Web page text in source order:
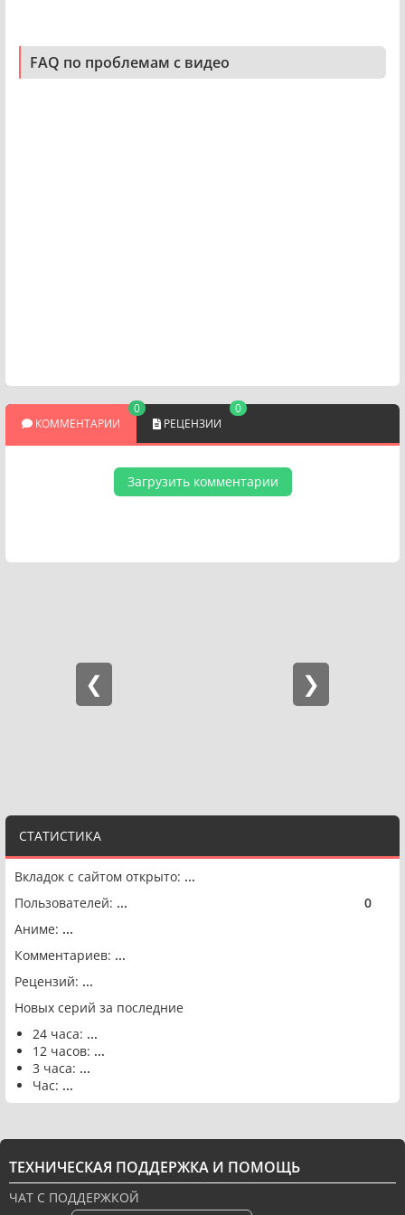
СТАТИСТИКА
Вкладок с сайтом открыто: ...
Пользователей: ... 0
Аниме: ...
Комментариев: ...
Рецензий: ...
Новых серий за последние
24 часа: ...
12 часов: ...
3 часа: ...
Час: ...
FAQ по проблемам с видео
КОММЕНТАРИИ
0
РЕЦЕНЗИИ
0
Загрузить комментарии
ТЕХНИЧЕСКАЯ ПОДДЕРЖКА И ПОМОЩЬ
ЧАТ С ПОДДЕРЖКОЙ